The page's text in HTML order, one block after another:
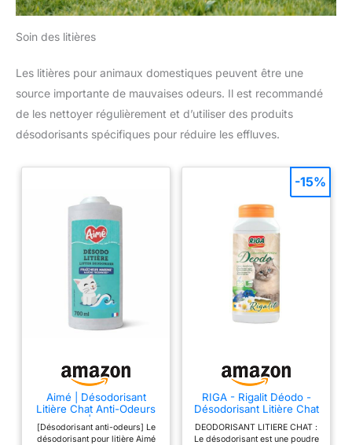
Soin des litières
Les litières pour animaux domestiques peuvent être une
source importante de mauvaises odeurs. Il est recommandé
de les nettoyer régulièrement et d’utiliser des produits
désodorisants spécifiques pour réduire les effluves.
Aimé | Désodorisant
Litière Chat Anti-Odeurs
700ml | Granulés
Absorbeur Fabriqués à
[Désodorisant anti-odeurs] Le
désodorisant pour litière Aimé
RIGA - Rigalit Déodo -
Désodorisant Litière Chat
Neutralise Odeurs Et
DEODORISANT LITIERE CHAT :
Le désodorisant est une poudre
-15%